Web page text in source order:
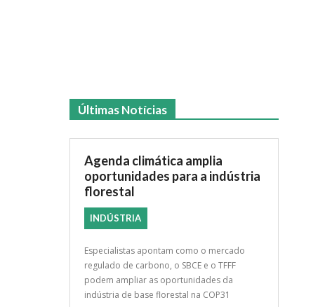
Últimas Notícias
Agenda climática amplia
oportunidades para a indústria
florestal
INDÚSTRIA
Especialistas apontam como o mercado
regulado de carbono, o SBCE e o TFFF
podem ampliar as oportunidades da
indústria de base florestal na COP31